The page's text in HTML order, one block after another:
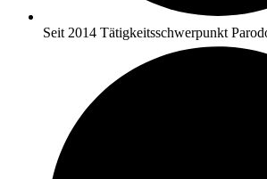
Seit 2014 Tätigkeitsschwerpunkt